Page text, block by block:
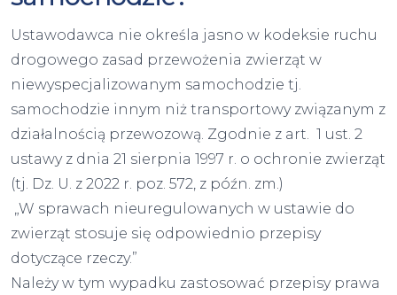
Ustawodawca nie określa jasno w kodeksie ruchu
drogowego zasad przewożenia zwierząt w
niewyspecjalizowanym samochodzie tj.
samochodzie innym niż transportowy związanym z
działalnością przewozową. Zgodnie z art. 1 ust. 2
ustawy z dnia 21 sierpnia 1997 r. o ochronie zwierząt
(tj. Dz. U. z 2022 r. poz. 572, z późn. zm.)
„W sprawach nieuregulowanych w ustawie do
zwierząt stosuje się odpowiednio przepisy
dotyczące rzeczy.”
Należy w tym wypadku zastosować przepisy prawa